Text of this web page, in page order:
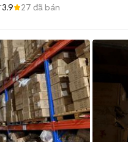
3.9 27 đã bán